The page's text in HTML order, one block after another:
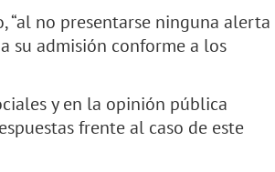
“al no presentarse ninguna alerta
su admisión conforme a los
y en la opinión pública
frente al caso de este